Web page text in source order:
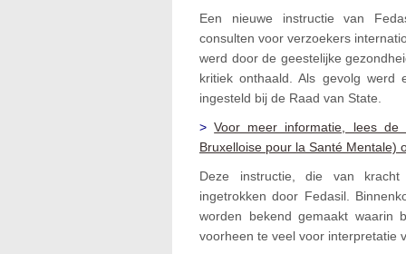
Een nieuwe instructie van
consulten voor verzoekers
werd door de geestelijke
kritiek onthaald. Als gevolg
ingesteld bij de Raad van State.
> Voor meer informatie, lees
Bruxelloise pour la Santé Mentale)
Deze instructie, die van
ingetrokken door Fedasil.
worden bekend gemaakt waarin
voorheen te veel voor interpretatie